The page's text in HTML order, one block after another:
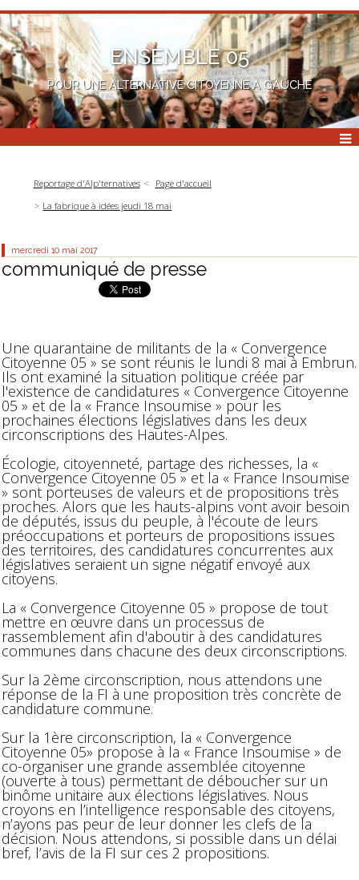
ENSEMBLE 05
POUR UNE ALTERNATIVE CITOYENNE A GAUCHE
Reportage d'Alp'ternatives
Page d'accueil
La fabrique à idées jeudi 18 mai
mercredi 10 mai 2017
communiqué de presse
Une quarantaine de militants de la « Convergence
Citoyenne 05 » se sont réunis le lundi 8 mai à Embrun.
Ils ont examiné la situation politique créée par
l'existence de candidatures « Convergence Citoyenne
05 » et de la « France Insoumise » pour les
prochaines élections législatives dans les deux
circonscriptions des Hautes-Alpes.
Écologie, citoyenneté, partage des richesses, la «
Convergence Citoyenne 05 » et la « France Insoumise
» sont porteuses de valeurs et de propositions très
proches. Alors que les hauts-alpins vont avoir besoin
de députés, issus du peuple, à l'écoute de leurs
préoccupations et porteurs de propositions issues
des territoires, des candidatures concurrentes aux
législatives seraient un signe négatif envoyé aux
citoyens.
La « Convergence Citoyenne 05 » propose de tout
mettre en œuvre dans un processus de
rassemblement afin d'aboutir à des candidatures
communes dans chacune des deux circonscriptions.
Sur la 2ème circonscription, nous attendons une
réponse de la FI à une proposition très concrète de
candidature commune.
Sur la 1ère circonscription, la « Convergence
Citoyenne 05» propose à la « France Insoumise » de
co-organiser une grande assemblée citoyenne
(ouverte à tous) permettant de déboucher sur un
binôme unitaire aux élections législatives. Nous
croyons en l’intelligence responsable des citoyens,
n’ayons pas peur de leur donner les clefs de la
décision. Nous attendons, si possible dans un délai
bref, l’avis de la FI sur ces 2 propositions.